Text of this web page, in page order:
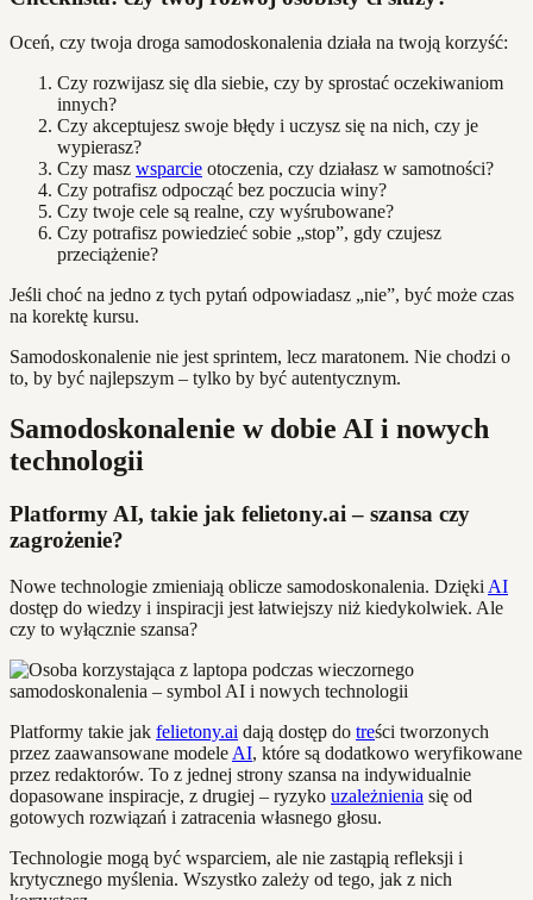
Oceń, czy twoja droga samodoskonalenia działa na twoją korzyść:
Czy rozwijasz się dla siebie, czy by sprostać oczekiwaniom
innych?
Czy akceptujesz swoje błędy i uczysz się na nich, czy je
wypierasz?
Czy masz wsparcie otoczenia, czy działasz w samotności?
Czy potrafisz odpocząć bez poczucia winy?
Czy twoje cele są realne, czy wyśrubowane?
Czy potrafisz powiedzieć sobie „stop”, gdy czujesz
przeciążenie?
Jeśli choć na jedno z tych pytań odpowiadasz „nie”, być może czas
na korektę kursu.
Samodoskonalenie nie jest sprintem, lecz maratonem. Nie chodzi o
to, by być najlepszym – tylko by być autentycznym.
Samodoskonalenie w dobie AI i nowych
technologii
Platformy AI, takie jak felietony.ai – szansa czy
zagrożenie?
Nowe technologie zmieniają oblicze samodoskonalenia. Dzięki AI
dostęp do wiedzy i inspiracji jest łatwiejszy niż kiedykolwiek. Ale
czy to wyłącznie szansa?
Platformy takie jak felietony.ai dają dostęp do treści tworzonych
przez zaawansowane modele AI, które są dodatkowo weryfikowane
przez redaktorów. To z jednej strony szansa na indywidualnie
dopasowane inspiracje, z drugiej – ryzyko uzależnienia się od
gotowych rozwiązań i zatracenia własnego głosu.
Technologie mogą być wsparciem, ale nie zastąpią refleksji i
krytycznego myślenia. Wszystko zależy od tego, jak z nich